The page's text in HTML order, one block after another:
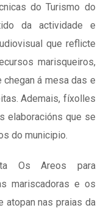
do Turismo do
da actividade e
que reflicte
marisqueiros,
á mesa das e
Ademais, fíxolles
elaboracións que se
do municipio.
Os Areos para
mariscadoras e os
nas praias da